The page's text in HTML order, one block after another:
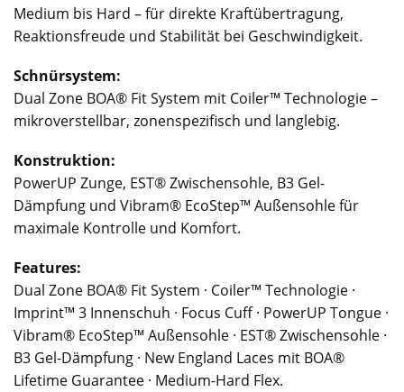
Medium bis Hard – für direkte Kraftübertragung,
Reaktionsfreude und Stabilität bei Geschwindigkeit.
Schnürsystem:
Dual Zone BOA® Fit System mit Coiler™ Technologie –
mikroverstellbar, zonenspezifisch und langlebig.
Konstruktion:
PowerUP Zunge, EST® Zwischensohle, B3 Gel-
Dämpfung und Vibram® EcoStep™ Außensohle für
maximale Kontrolle und Komfort.
Features:
Dual Zone BOA® Fit System · Coiler™ Technologie ·
Imprint™ 3 Innenschuh · Focus Cuff · PowerUP Tongue ·
Vibram® EcoStep™ Außensohle · EST® Zwischensohle ·
B3 Gel-Dämpfung · New England Laces mit BOA®
Lifetime Guarantee · Medium-Hard Flex.